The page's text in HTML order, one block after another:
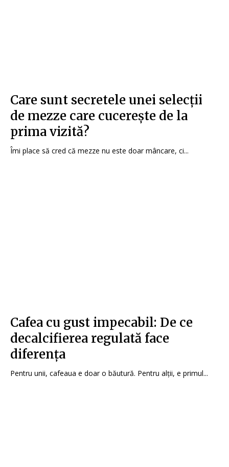
Care sunt secretele unei selecții
de mezze care cucerește de la
prima vizită?
Îmi place să cred că mezze nu este doar mâncare, ci...
Cafea cu gust impecabil: De ce
decalcifierea regulată face
diferența
Pentru unii, cafeaua e doar o băutură. Pentru alții, e primul...